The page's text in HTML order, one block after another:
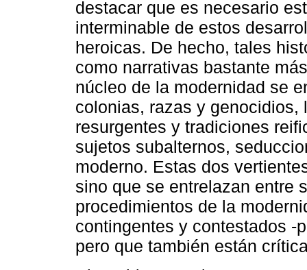
destacar que es necesario
interminable de estos
heroicas. De hecho, tales
como narrativas bastante
núcleo de la modernidad se
colonias, razas y
resurgentes y tradiciones
sujetos subalternos,
moderno. Estas dos
sino que se entrelazan entre
procedimientos de la
contingentes y contestados -
pero que también están